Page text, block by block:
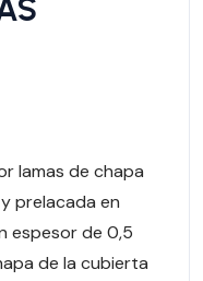
lamas de chapa
prelacada en
espesor de 0,5
de la cubierta